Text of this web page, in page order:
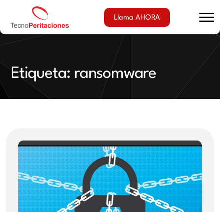
Llama AHORA
Etiqueta: ransomware